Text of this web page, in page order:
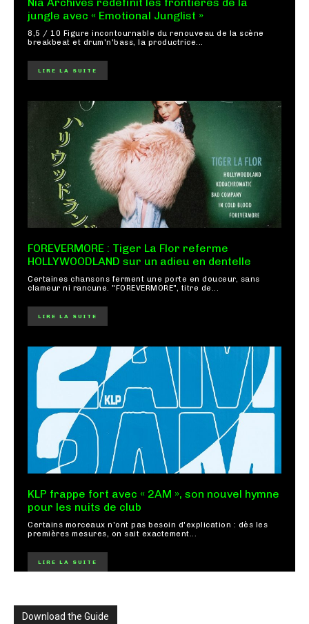
jungle avec « Emotional Junglist »
8,5 / 10 Figure incontournable du renouveau de la scène
breakbeat et drum'n'bass, la productrice...
LIRE LA SUITE
FOREVERMORE : Tiger La Flor referme
HOLLYWOODLAND sur un adieu en dentelle
Certaines chansons ferment une porte en douceur, sans
clameur ni rancune. "FOREVERMORE", titre de...
LIRE LA SUITE
KLP frappe fort avec « 2AM », son nouvel hymne
pour les nuits de club
Certains morceaux n'ont pas besoin d'explication : dès les
premières mesures, on sait exactement...
LIRE LA SUITE
Download the Guide